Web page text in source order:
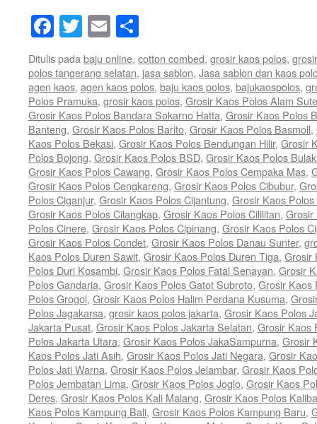
Facebook
Twitter
Email
Ditulis pada baju online, cotton combed, grosir kaos polos,
polos tangerang selatan, jasa sablon, Jasa sablon dan kaos
agen kaos, agen kaos polos, baju kaos polos, bajukaospolos,
Polos Pramuka, grosir kaos polos, Grosir Kaos Polos Alam
Grosir Kaos Polos Bandara Sokarno Hatta, Grosir Kaos Polos
Banteng, Grosir Kaos Polos Barito, Grosir Kaos Polos Basmoll,
Kaos Polos Bekasi, Grosir Kaos Polos Bendungan Hilir, Grosir
Polos Bojong, Grosir Kaos Polos BSD, Grosir Kaos Polos
Grosir Kaos Polos Cawang, Grosir Kaos Polos Cempaka Mas,
Grosir Kaos Polos Cengkareng, Grosir Kaos Polos Cibubur,
Polos Ciganjur, Grosir Kaos Polos Cijantung, Grosir Kaos Polos
Grosir Kaos Polos Cilangkap, Grosir Kaos Polos Cililitan, Grosir
Polos Cinere, Grosir Kaos Polos Cipinang, Grosir Kaos Polos
Grosir Kaos Polos Condet, Grosir Kaos Polos Danau Sunter,
Kaos Polos Duren Sawit, Grosir Kaos Polos Duren Tiga, Grosir
Polos Duri Kosambi, Grosir Kaos Polos Fatal Senayan, Grosir
Polos Gandaria, Grosir Kaos Polos Gatot Subroto, Grosir Kaos
Polos Grogol, Grosir Kaos Polos Halim Perdana Kusuma,
Polos Jagakarsa, grosir kaos polos jakarta, Grosir Kaos Polos
Jakarta Pusat, Grosir Kaos Polos Jakarta Selatan, Grosir Kaos
Polos Jakarta Utara, Grosir Kaos Polos JakaSampurna, Grosir
Kaos Polos Jati Asih, Grosir Kaos Polos Jati Negara, Grosir
Polos Jati Warna, Grosir Kaos Polos Jelambar, Grosir Kaos
Polos Jembatan Lima, Grosir Kaos Polos Joglo, Grosir Kaos
Deres, Grosir Kaos Polos Kali Malang, Grosir Kaos Polos
Kaos Polos Kampung Bali, Grosir Kaos Polos Kampung Baru,